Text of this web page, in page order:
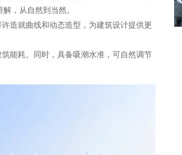
，从自然到当然。
造就曲线和动态造型，为建筑设计提供更
能耗。同时，具备吸潮水准，可自然调节